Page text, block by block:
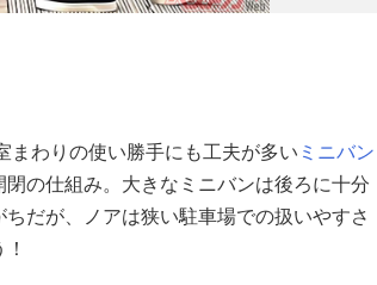
まわりの使い勝手にも工夫が多い ミニバン
の仕組み。大きなミニバンは後ろに十分
だが、ノアは狭い駐車場での扱いやすさ